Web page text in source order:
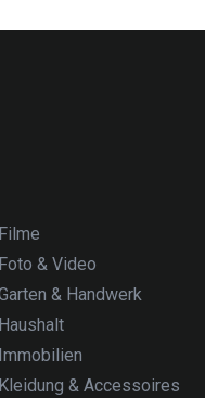
Filme
Foto & Video
& Handwerk
Haushalt
Immobilien
Kleidung & Accessoires